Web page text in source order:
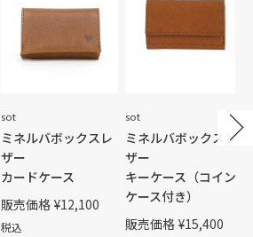
sot
ミネルバボックスレ
ザー
カードケース
販売価格 ¥12,100
税込
sot
ミネルバボックスレ
ザー
キーケース（コイン
ケース付き）
販売価格 ¥15,400